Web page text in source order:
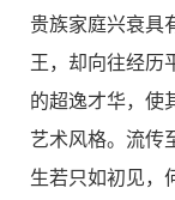
贵族家庭兴衰具
王，却向往经历
的超逸才华，使
艺术风格。流传
生若只如初见，